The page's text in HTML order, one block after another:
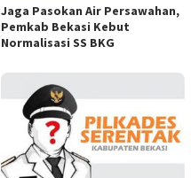
Jaga Pasokan Air Persawahan,
Pemkab Bekasi Kebut
Normalisasi SS BKG